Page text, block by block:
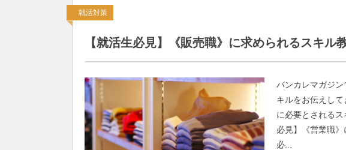
就活対策
【就活生必見】《販売職》に求められるスキル
バンカレマガジ
キルをお伝えし
に必要とされる
必見】《営業職
必...